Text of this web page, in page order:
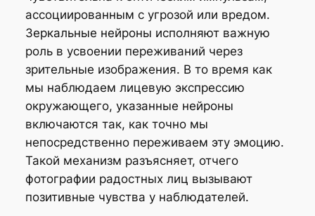
ассоциированным с угрозой или вредом.
Зеркальные нейроны исполняют важную
роль в усвоении переживаний через
зрительные изображения. В то время как
мы наблюдаем лицевую экспрессию
окружающего, указанные нейроны
включаются так, как точно мы
непосредственно переживаем эту эмоцию.
Такой механизм разъясняет, отчего
фотографии радостных лиц вызывают
позитивные чувства у наблюдателей.